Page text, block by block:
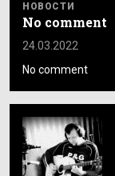
НОВОСТИ
No comment
24.03.2022
No comment